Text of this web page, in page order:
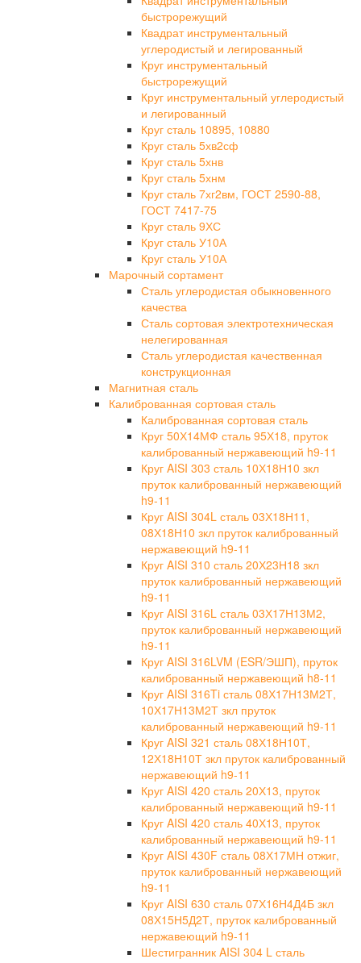
быстрорежущий
Квадрат инструментальный
углеродистый и легированный
Круг инструментальный
быстрорежущий
Круг инструментальный углеродистый
и легированный
Круг сталь 10895, 10880
Круг сталь 5хв2сф
Круг сталь 5хнв
Круг сталь 5хнм
Круг сталь 7хг2вм, ГОСТ 2590-88,
ГОСТ 7417-75
Круг сталь 9ХС
Круг сталь У10А
Круг сталь У10А
Марочный сортамент
Сталь углеродистая обыкновенного
качества
Сталь сортовая электротехническая
нелегированная
Сталь углеродистая качественная
конструкционная
Магнитная сталь
Калиброванная сортовая сталь
Калиброванная сортовая сталь
Круг 50Х14МФ сталь 95Х18, пруток
калиброванный нержавеющий h9-11
Круг AISI 303 сталь 10Х18Н10 зкл
пруток калиброванный нержавеющий
h9-11
Круг AISI 304L сталь 03Х18Н11,
08Х18Н10 зкл пруток калиброванный
нержавеющий h9-11
Круг AISI 310 сталь 20Х23Н18 зкл
пруток калиброванный нержавеющий
h9-11
Круг AISI 316L сталь 03Х17Н13М2,
пруток калиброванный нержавеющий
h9-11
Круг AISI 316LVM (ESR/ЭШП), пруток
калиброванный нержавеющий h8-11
Круг AISI 316Ti сталь 08Х17Н13М2Т,
10Х17Н13М2Т зкл пруток
калиброванный нержавеющий h9-11
Круг AISI 321 сталь 08Х18Н10Т,
12Х18Н10Т зкл пруток калиброванный
нержавеющий h9-11
Круг AISI 420 сталь 20Х13, пруток
калиброванный нержавеющий h9-11
Круг AISI 420 сталь 40Х13, пруток
калиброванный нержавеющий h9-11
Круг AISI 430F сталь 08Х17МН отжиг,
пруток калиброванный нержавеющий
h9-11
Круг AISI 630 сталь 07Х16Н4Д4Б зкл
08Х15Н5Д2Т, пруток калиброванный
нержавеющий h9-11
Шестигранник AISI 304 L сталь